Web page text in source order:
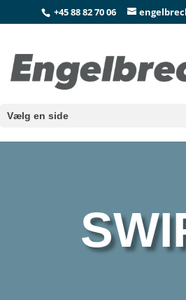
+45 88 82 70 06
Vælg en side